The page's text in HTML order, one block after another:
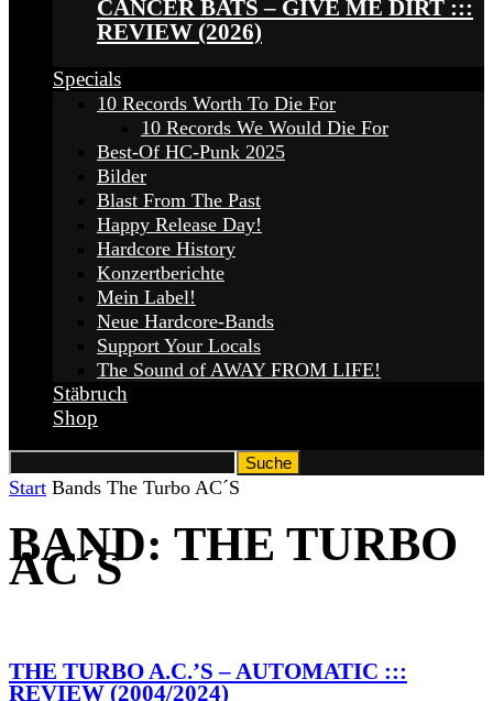
CANCER BATS – GIVE ME DIRT :::
REVIEW (2026)
Specials
10 Records Worth To Die For
10 Records We Would Die For
Best-Of HC-Punk 2025
Bilder
Blast From The Past
Happy Release Day!
Hardcore History
Konzertberichte
Mein Label!
Neue Hardcore-Bands
Support Your Locals
The Sound of AWAY FROM LIFE!
Stäbruch
Shop
Start Bands The Turbo AC´S
BAND: THE TURBO
AC´S
THE TURBO A.C.’S – AUTOMATIC :::
REVIEW (2004/2024)